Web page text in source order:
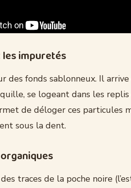
impuretés
des fonds sablonneux. Il
se logeant dans les
de déloger ces particules
sous la dent.
traces de la poche noire